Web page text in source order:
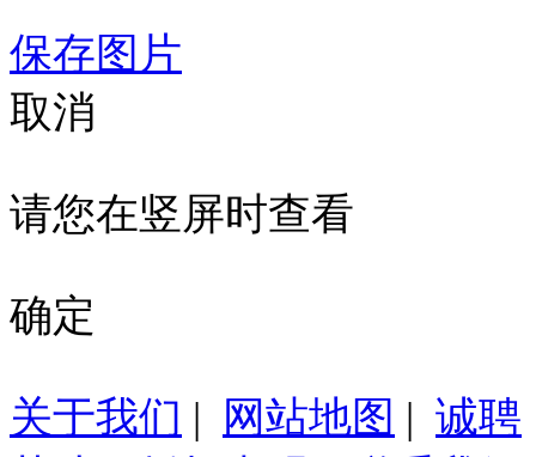
保存图片
取消
请您在竖屏时查看
确定
关于我们 | 网站地图 | 诚聘